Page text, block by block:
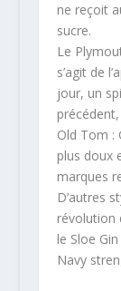
ne reçoit
sucre.
Le
s’agit de
jour, un
Old Tom :
plus doux
marques
D’autres
révolution
le Sloe
Navy